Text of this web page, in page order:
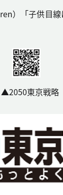
）「子供目
東京戦略